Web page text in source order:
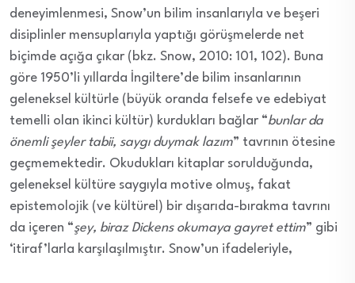
deneyimlenmesi, Snow’un bilim insanlarıyla ve beşeri
disiplinler mensuplarıyla yaptığı görüşmelerde net
biçimde açığa çıkar (bkz. Snow, 2010: 101, 102). Buna
göre 1950’li yıllarda İngiltere’de bilim insanlarının
geleneksel kültürle (büyük oranda felsefe ve edebiyat
temelli olan ikinci kültür) kurdukları bağlar “bunlar da
önemli şeyler tabii, saygı duymak lazım” tavrının ötesine
geçmemektedir. Okudukları kitaplar sorulduğunda,
geleneksel kültüre saygıyla motive olmuş, fakat
epistemolojik (ve kültürel) bir dışarıda-bırakma tavrını
da içeren “şey, biraz Dickens okumaya gayret ettim” gibi
‘itiraf’larla karşılaşılmıştır. Snow’un ifadeleriyle,